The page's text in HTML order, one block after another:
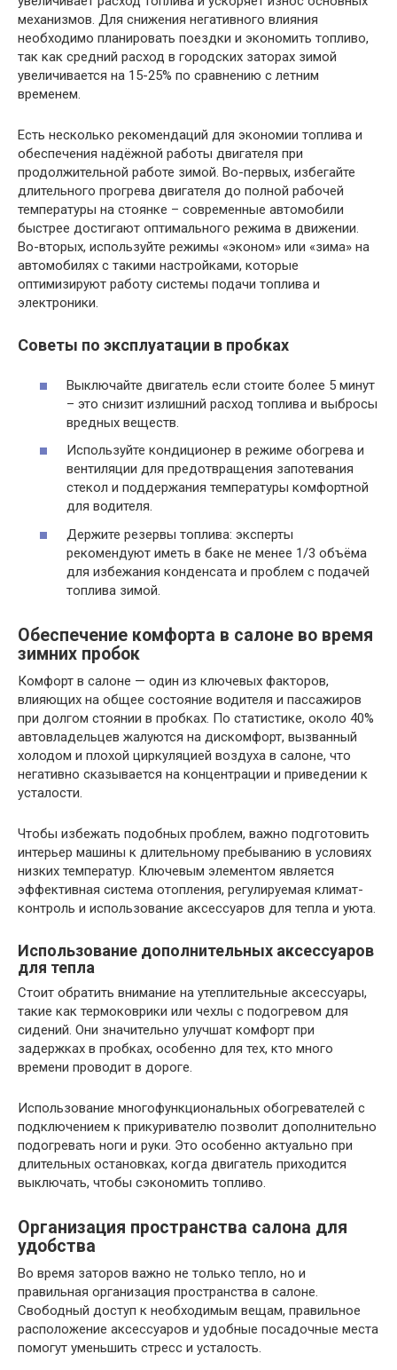
механизмов. Для снижения негативного влияния
необходимо планировать поездки и экономить топливо,
так как средний расход в городских заторах зимой
увеличивается на 15-25% по сравнению с летним
временем.
Есть несколько рекомендаций для экономии топлива и
обеспечения надёжной работы двигателя при
продолжительной работе зимой. Во-первых, избегайте
длительного прогрева двигателя до полной рабочей
температуры на стоянке – современные автомобили
быстрее достигают оптимального режима в движении.
Во-вторых, используйте режимы «эконом» или «зима» на
автомобилях с такими настройками, которые
оптимизируют работу системы подачи топлива и
электроники.
Советы по эксплуатации в пробках
Выключайте двигатель если стоите более 5 минут
– это снизит излишний расход топлива и выбросы
вредных веществ.
Используйте кондиционер в режиме обогрева и
вентиляции для предотвращения запотевания
стекол и поддержания температуры комфортной
для водителя.
Держите резервы топлива: эксперты
рекомендуют иметь в баке не менее 1/3 объёма
для избежания конденсата и проблем с подачей
топлива зимой.
Обеспечение комфорта в салоне во время
зимних пробок
Комфорт в салоне — один из ключевых факторов,
влияющих на общее состояние водителя и пассажиров
при долгом стоянии в пробках. По статистике, около 40%
автовладельцев жалуются на дискомфорт, вызванный
холодом и плохой циркуляцией воздуха в салоне, что
негативно сказывается на концентрации и приведении к
усталости.
Чтобы избежать подобных проблем, важно подготовить
интерьер машины к длительному пребыванию в условиях
низких температур. Ключевым элементом является
эффективная система отопления, регулируемая климат-
контроль и использование аксессуаров для тепла и уюта.
Использование дополнительных аксессуаров
для тепла
Стоит обратить внимание на утеплительные аксессуары,
такие как термоковрики или чехлы с подогревом для
сидений. Они значительно улучшат комфорт при
задержках в пробках, особенно для тех, кто много
времени проводит в дороге.
Использование многофункциональных обогревателей с
подключением к прикуривателю позволит дополнительно
подогревать ноги и руки. Это особенно актуально при
длительных остановках, когда двигатель приходится
выключать, чтобы сэкономить топливо.
Организация пространства салона для
удобства
Во время заторов важно не только тепло, но и
правильная организация пространства в салоне.
Свободный доступ к необходимым вещам, правильное
расположение аксессуаров и удобные посадочные места
помогут уменьшить стресс и усталость.